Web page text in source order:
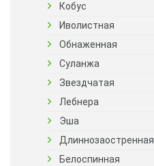
Кобус
Иволистная
Обнаженная
Суланжа
Звездчатая
Лебнера
Эша
Длиннозаостренная
Белоспинная